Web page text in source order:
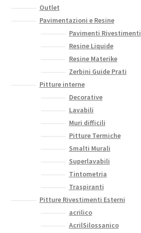
Outlet
Pavimentazioni e Resine
Pavimenti Rivestimenti
Resine Liquide
Resine Materike
Zerbini Guide Prati
Pitture interne
Decorative
Lavabili
Muri difficili
Pitture Termiche
Smalti Murali
Superlavabili
Tintometria
Traspiranti
Pitture Rivestimenti Esterni
acrilico
AcrilSilossanico